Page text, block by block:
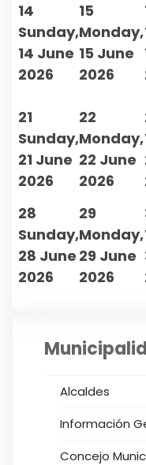
14
Sunday,
14 June
2026
15
Monday,
15 June
2026
21
Sunday,
21 June
2026
22
Monday,
22 June
2026
28
Sunday,
28 June
2026
29
Monday,
29 June
2026
Alcaldes
Información
Concejo